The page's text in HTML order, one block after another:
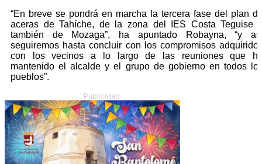
“En breve se pondrá en marcha la tercera fase del plan
aceras de Tahíche, de la zona del IES Costa Teguise
también de Mozaga”, ha apuntado Robayna, “y
seguiremos hasta concluir con los compromisos
con los vecinos a lo largo de las reuniones que
mantenido el alcalde y el grupo de gobierno en todos
pueblos”.
Publicidad